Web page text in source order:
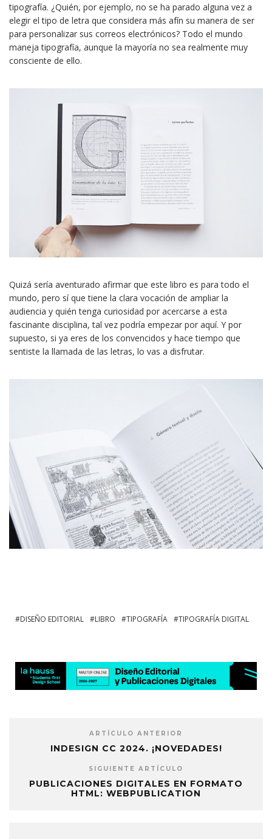
tipografía. ¿Quién, por ejemplo, no se ha parado alguna vez a
elegir el tipo de letra que considera más afín su manera de ser
para personalizar sus correos electrónicos? Todo el mundo
maneja tipografía, aunque la mayoría no sea realmente muy
consciente de ello.
Quizá sería aventurado afirmar que este libro es para todo el
mundo, pero sí que tiene la clara vocación de ampliar la
audiencia y quién tenga curiosidad por acercarse a esta
fascinante disciplina, tal vez podría empezar por aquí. Y por
supuesto, si ya eres de los convencidos y hace tiempo que
sentiste la llamada de las letras, lo vas a disfrutar.
DISEÑO EDITORIAL LIBRO TIPOGRAFÍA TIPOGRAFÍA DIGITAL
ARTÍCULO ANTERIOR
INDESIGN CC 2024. ¡NOVEDADES!
SIGUIENTE ARTÍCULO
PUBLICACIONES DIGITALES EN FORMATO
HTML: WEBPUBLICATION